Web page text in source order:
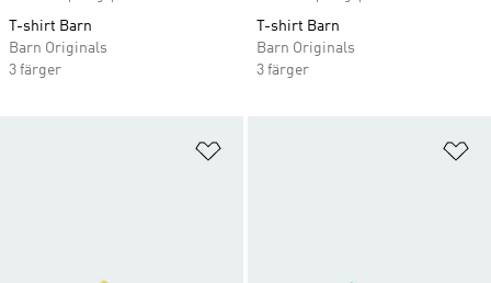
T-shirt Barn
Barn Originals
3 färger
T-shirt Barn
Barn Originals
3 färger